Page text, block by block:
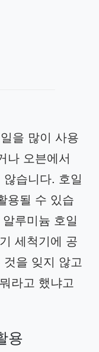
을 많이 사용
나 오븐에서
습니다. 호일
용될 수 있습
루미늄 호일
세척기에 공
을 잊지 않고
라고 했냐고
용